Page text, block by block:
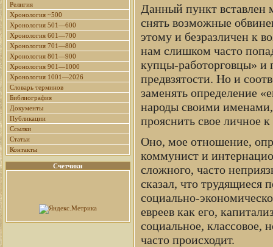
Религия
Хронология ~500
Хронология 501—600
Хронология 601—700
Хронология 701—800
Хронология 801—900
Хронология 901—1000
Хронология 1001—2026
Словарь терминов
Библиография
Документы
Публикации
Ссылки
Статьи
Контакты
Счетчики
Данный пункт вставлен
снять возможные
этому и безразличен к
нам слишком часто
купцы-работорговцы» и
предвзятости. Но и
заменять определение
народы своими
прояснить свое личное
Оно, мое отношение,
коммунист и
сложного, часто
сказал, что трудящиеся
социально-
евреев как его,
социальное, классовое,
часто происходит.